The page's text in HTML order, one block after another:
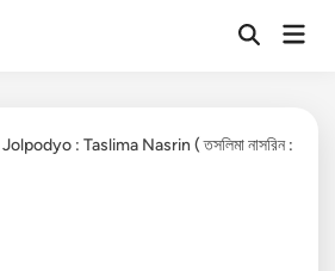
OpenMain
Jolpodyo : Taslima Nasrin ( তসলিমা নাসরিন :